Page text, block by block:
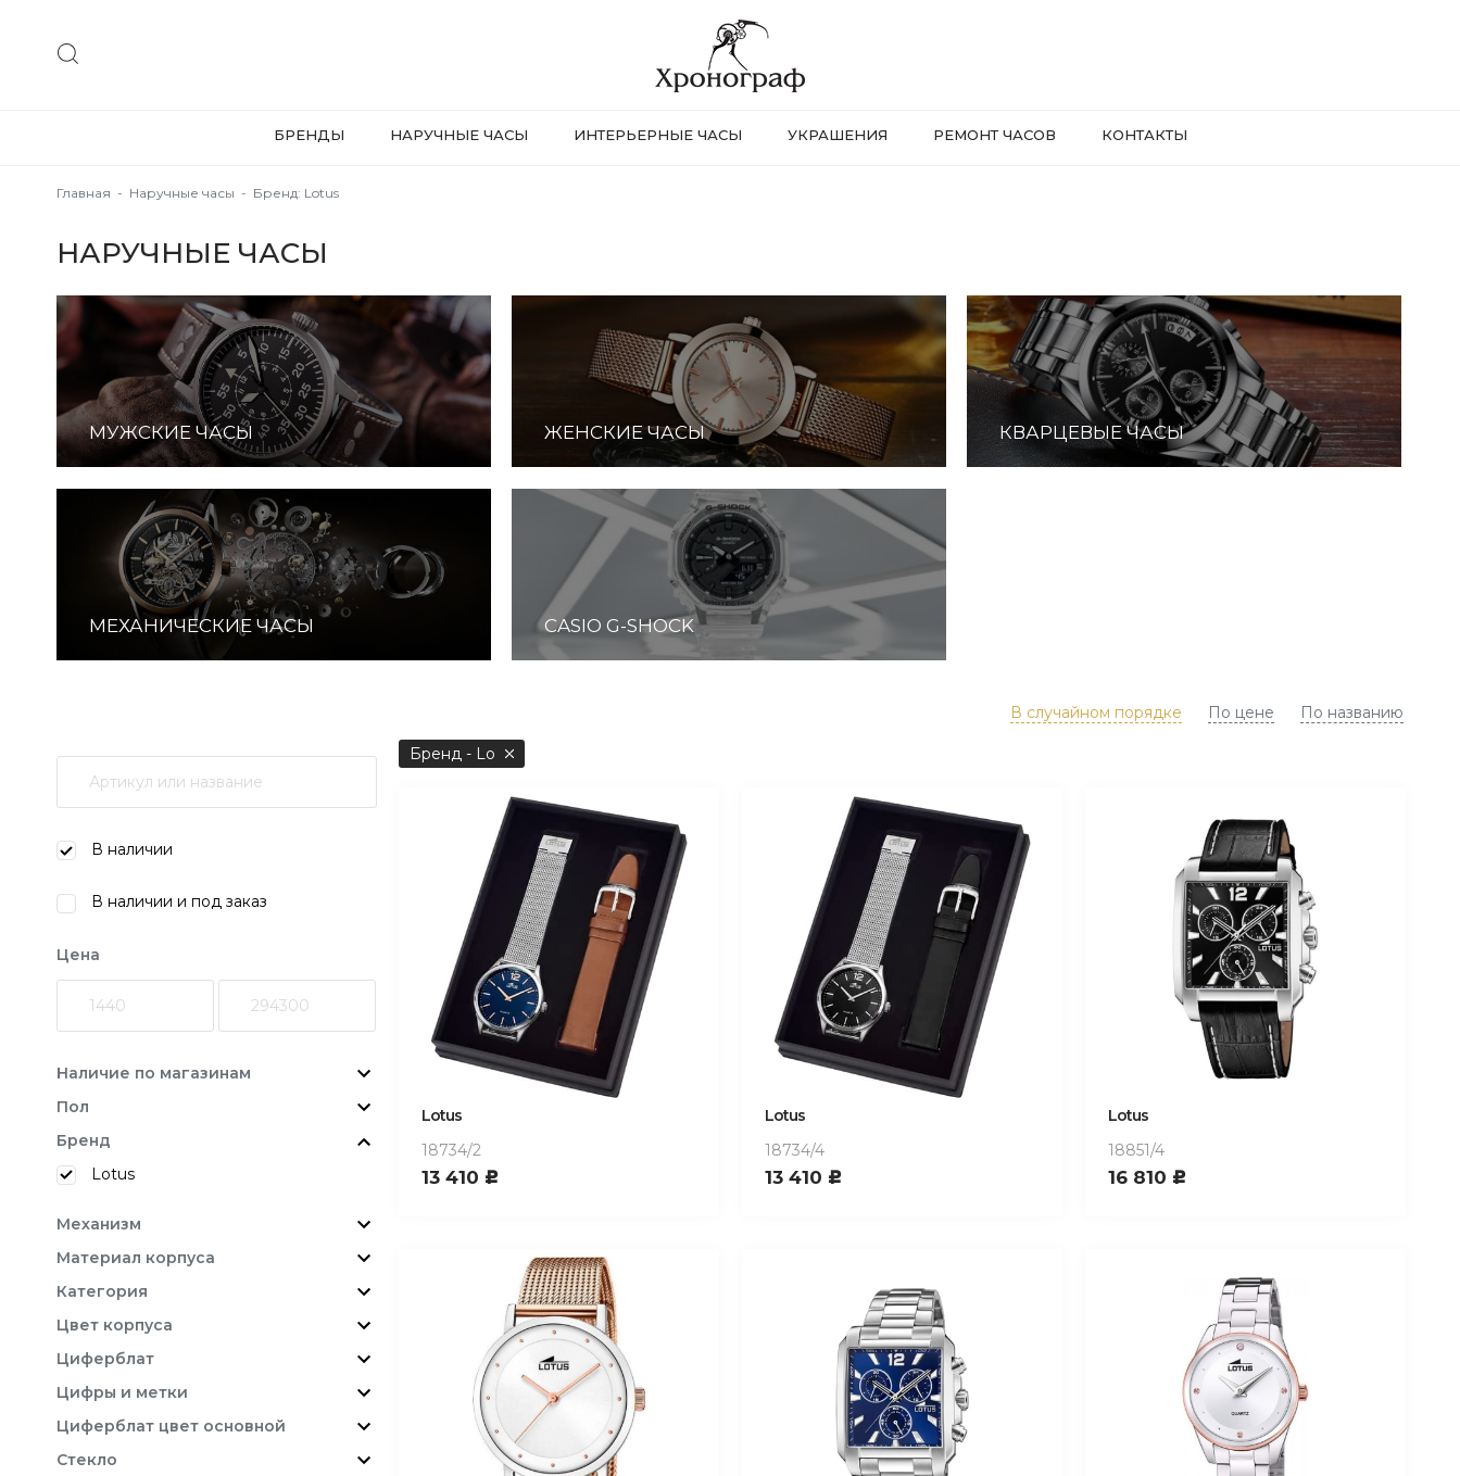
БРЕНДЫ НАРУЧНЫЕ ЧАСЫ ИНТЕРЬЕРНЫЕ ЧАСЫ УКРАШЕНИЯ РЕМОНТ ЧАСОВ КОНТАКТЫ
Главная - Наручные часы - Бренд: Lotus
НАРУЧНЫЕ ЧАСЫ
МУЖСКИЕ ЧАСЫ ЖЕНСКИЕ ЧАСЫ КВАРЦЕВЫЕ ЧАСЫ
МЕХАНИЧЕСКИЕ ЧАСЫ CASIO G-SHOCK
В наличии
В наличии и под заказ
Цена
Наличие по магазинам
Пол
Бренд
Lotus
Механизм
Материал корпуса
Категория
Цвет корпуса
Циферблат
Цифры и метки
Циферблат цвет основной
Стекло
В случайном порядке По цене По названию
Бренд - Lo
Lotus
18734/2
13 410 c
Lotus
18734/4
13 410 c
Lotus
18851/4
16 810 c